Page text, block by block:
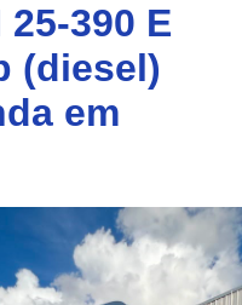
25-390 E
(diesel)
em